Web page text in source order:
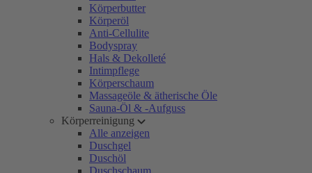
Körperbutter
Körperöl
Anti-Cellulite
Bodyspray
Hals & Dekolleté
Intimpflege
Körperschaum
Massageöle & ätherische Öle
Sauna-Öl & -Aufguss
Körperreinigung
Alle anzeigen
Duschgel
Duschöl
Duschschaum